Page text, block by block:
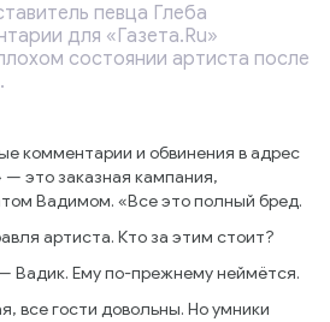
певца Глеба
для «Газета.Ru»
состоянии артиста после
комментарии и обвинения в адрес
это заказная кампания,
Вадимом. «Все это полный бред.
артиста. Кто за этим стоит?
Вадик. Ему по-прежнему неймётся.
все гости довольны. Но умники